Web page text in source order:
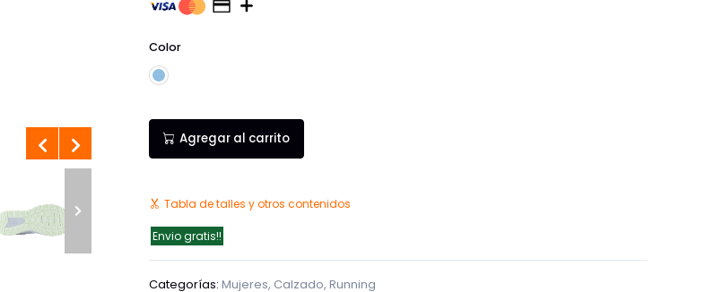
Color
Celeste
Agregar al carrito
Tabla de talles y otros contenidos
Envio gratis!!
Categorías: Mujeres, Calzado, Running